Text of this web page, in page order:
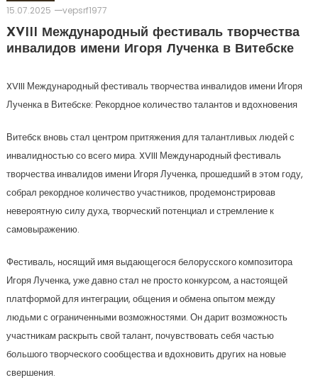
15.07.2025
vepsrf1977
XVIII Международный фестиваль творчества
инвалидов имени Игоря Лученка в Витебске
XVIII Международный фестиваль творчества инвалидов имени Игоря
Лученка в Витебске: Рекордное количество талантов и вдохновения
Витебск вновь стал центром притяжения для талантливых людей с
инвалидностью со всего мира. XVIII Международный фестиваль
творчества инвалидов имени Игоря Лученка, прошедший в этом году,
собрал рекордное количество участников, продемонстрировав
невероятную силу духа, творческий потенциал и стремление к
самовыражению.
Фестиваль, носящий имя выдающегося белорусского композитора
Игоря Лученка, уже давно стал не просто конкурсом, а настоящей
платформой для интеграции, общения и обмена опытом между
людьми с ограниченными возможностями. Он дарит возможность
участникам раскрыть свой талант, почувствовать себя частью
большого творческого сообщества и вдохновить других на новые
свершения.